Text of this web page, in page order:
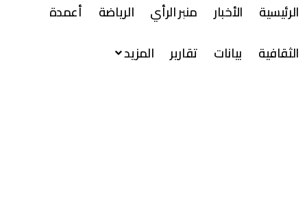
الرئيسية الأخبار منبر الرأي الرياضة
أعمدة
الثقافية
بيانات تقارير المزيد